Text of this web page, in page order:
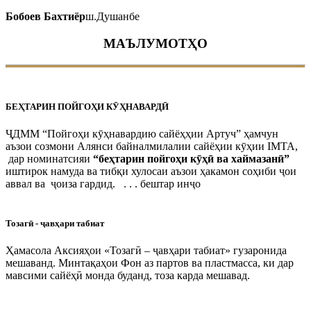
Бобоев Бахтиёрш.Душанбе
МАЪЛУМОТҲО
БЕҲТАРИН ПОЙГОҲИ КӮҲНАВАРДӢ
ҶДММ “Пойгоҳи кӯҳнавардию сайёҳҳии Артуч” ҳамчун
аъзои созмони Алянси байналмилалии сайёҳии кӯҳии IMTA,
дар номинатсияи “беҳтарин пойгоҳи кӯҳӣ ва хаймазанӣ”
иштирок намуда ва тибқи хулосаи аъзои ҳакамон соҳиби ҷои
аввал ва ҷоиза гардид. . . . бештар инҷо
Тозагӣ - ҷавҳари табиат
Ҳамасола Аксияҳои «Тозагӣ – ҷавҳари табиат» гузаронида
мешаванд. Минтақаҳои Фон аз партов ва пластмасса, ки дар
мавсими сайёҳӣ монда буданд, тоза карда мешавад.